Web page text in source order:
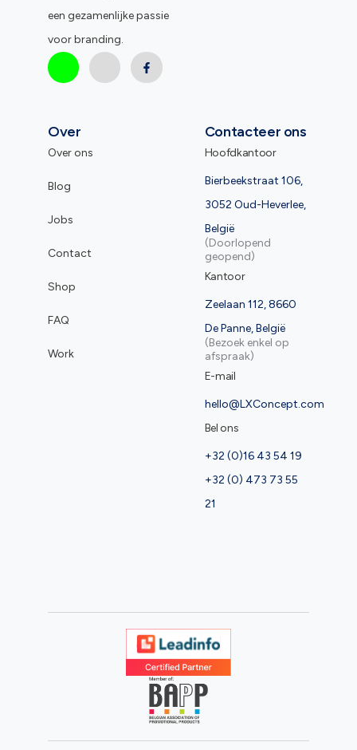
een gezamenlijke passie
voor branding.
Over
Over ons
Blog
Jobs
Contact
Shop
FAQ
Work
Contacteer ons
Hoofdkantoor
Bierbeekstraat 106,
3052 Oud-Heverlee,
België
(Doorlopend
geopend)
Kantoor
Zeelaan 112, 8660
De Panne, België
(Bezoek enkel op
afspraak)
E-mail
hello@LXConcept.com
Bel ons
+32 (0)16 43 54 19
+32 (0) 473 73 55
21